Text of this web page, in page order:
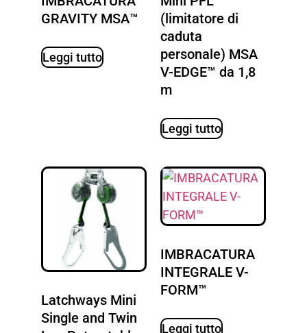
GRAVITY MSA™
Leggi tutto
(limitatore di
caduta
personale) MSA
V-EDGE™ da 1,8
m
Leggi tutto
Latchways Mini
Single and Twin
IMBRACATURA
INTEGRALE V-
FORM™
Leggi tutto